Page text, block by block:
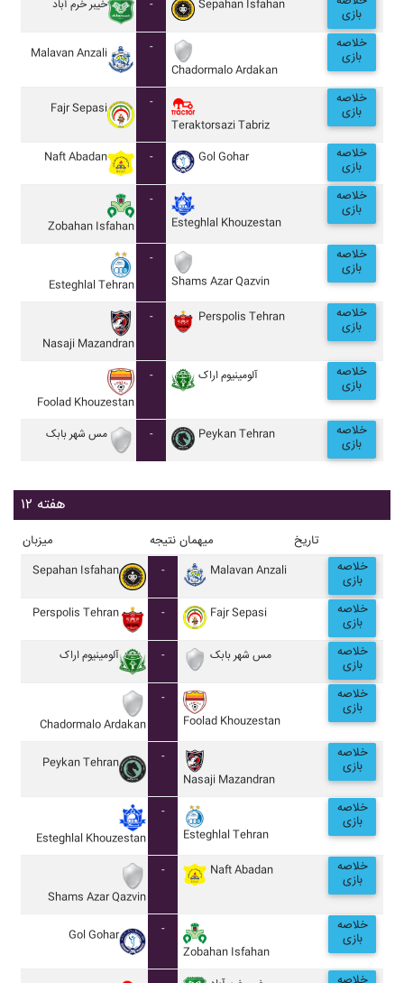
خيبر خرم آباد - Sepahan Isfahan
بازی
Malavan Anzali
-
Chadormalo Ardakan
خلاصه
بازی
Fajr Sepasi
-
Teraktorsazi Tabriz
خلاصه
بازی
Naft Abadan - Gol Gohar خلاصه
بازی
Zobahan Isfahan
-
Esteghlal Khouzestan
خلاصه
بازی
Esteghlal Tehran
-
Shams Azar Qazvin
خلاصه
بازی
Nasaji Mazandran
- Perspolis Tehran خلاصه
بازی
Foolad Khouzestan
- آلومينيوم اراک خلاصه
بازی
مس شهر بابک - Peykan Tehran خلاصه
بازی
هفته ۱۲
میزبان نتیجه میهمان تاریخ
Sepahan Isfahan - Malavan Anzali خلاصه
بازی
Perspolis Tehran - Fajr Sepasi خلاصه
بازی
آلومينيوم اراک - مس شهر بابک خلاصه
بازی
Chadormalo Ardakan
-
Foolad Khouzestan
خلاصه
بازی
Peykan Tehran
-
Nasaji Mazandran
خلاصه
بازی
Esteghlal Khouzestan
-
Esteghlal Tehran
خلاصه
بازی
Shams Azar Qazvin
- Naft Abadan خلاصه
بازی
Gol Gohar
-
Zobahan Isfahan
خلاصه
بازی